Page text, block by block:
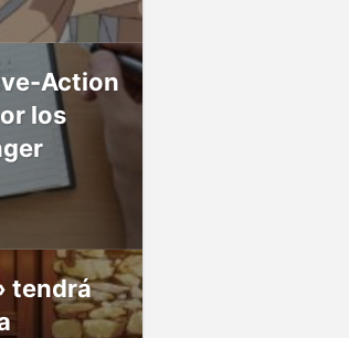
Action
los
tendrá